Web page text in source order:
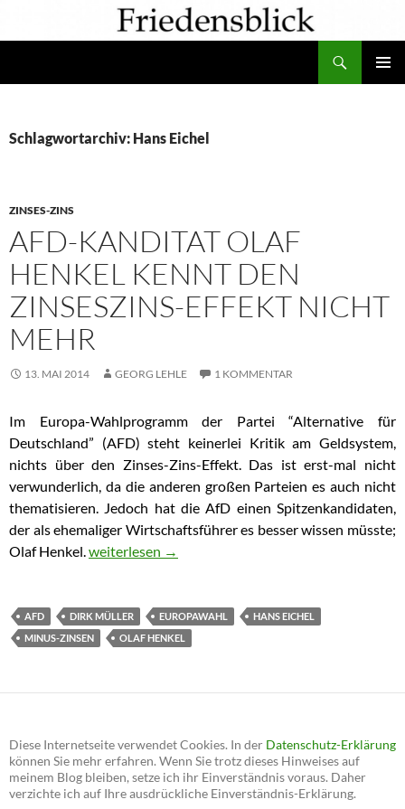
Schlagwortarchiv: Hans Eichel
ZINSES-ZINS
AFD-KANDITAT OLAF
HENKEL KENNT DEN
ZINSESZINS-EFFEKT NICHT
MEHR
13. MAI 2014 GEORG LEHLE 1 KOMMENTAR
Im Europa-Wahlprogramm der Partei “Alternative für
Deutschland” (AFD) steht keinerlei Kritik am Geldsystem,
nichts über den Zinses-Zins-Effekt. Das ist erst-mal nicht
verwunderlich, da die anderen großen Parteien es auch nicht
thematisieren. Jedoch hat die AfD einen Spitzenkandidaten,
der als ehemaliger Wirtschaftsführer es besser wissen müsste;
Olaf Henkel.AfD-Kanditat Olaf Henkel kennt den ZinsesZins-
weiterlesen →
AFD DIRK MÜLLER EUROPAWAHL
HANS EICHEL
MINUS-ZINSEN
OLAF HENKEL
Diese Internetseite verwendet Cookies. In der Datenschutz-Erklärung
können Sie mehr erfahren. Wenn Sie trotz dieses Hinweises auf
meinem Blog bleiben, setze ich ihr Einverständnis voraus. Daher
verzichte ich auf Ihre ausdrückliche Einverständnis-Erklärung.